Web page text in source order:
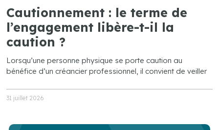
Cautionnement : le terme de
l’engagement libère-t-il la
caution ?
Lorsqu’une personne physique se porte caution au
bénéfice d’un créancier professionnel, il convient de veiller
31 juillet 2026